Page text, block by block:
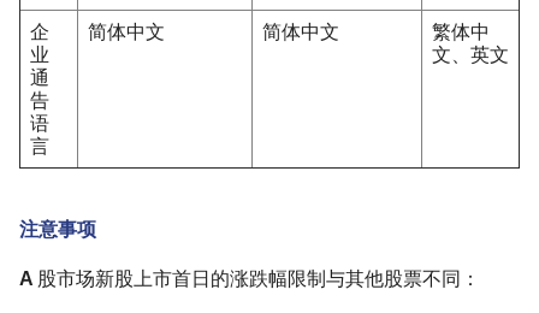
企
业
通
告
语
言
简体中文 简体中文
繁体中
文、英文
注意事项
A 股市场新股上市首日的涨跌幅限制与其他股票不同：